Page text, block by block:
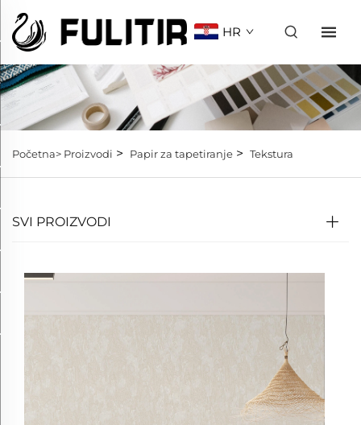
HR
Početna> Proizvodi > Papir za tapetiranje > Tekstura
SVI PROIZVODI